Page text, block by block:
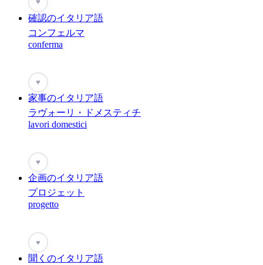
確認のイタリア語
コンフェルマ
conferma
♥
家事のイタリア語
ラヴォーリ・ドメスティチ
lavori domestici
♥
企画のイタリア語
プロジェット
progetto
♥
聞くのイタリア語